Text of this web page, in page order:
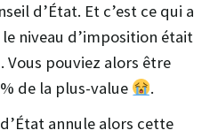
d’État. Et c’est ce qui a
niveau d’imposition était
pouviez alors être
de la plus-value
.
annule alors cette